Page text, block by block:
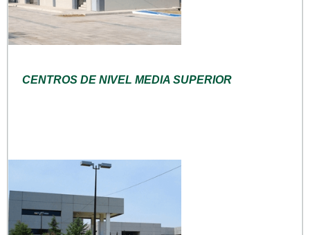
CENTROS DE NIVEL MEDIA SUPERIOR